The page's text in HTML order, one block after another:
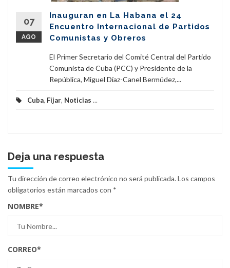
07
AGO
Inauguran en La Habana el 24
Encuentro Internacional de Partidos
Comunistas y Obreros
El Primer Secretario del Comité Central del Partido
Comunista de Cuba (PCC) y Presidente de la
República, Miguel Díaz-Canel Bermúdez,...
Cuba, Fijar, Noticias ...
Deja una respuesta
Tu dirección de correo electrónico no será publicada.Los campos
obligatorios están marcados con *
NOMBRE*
CORREO*